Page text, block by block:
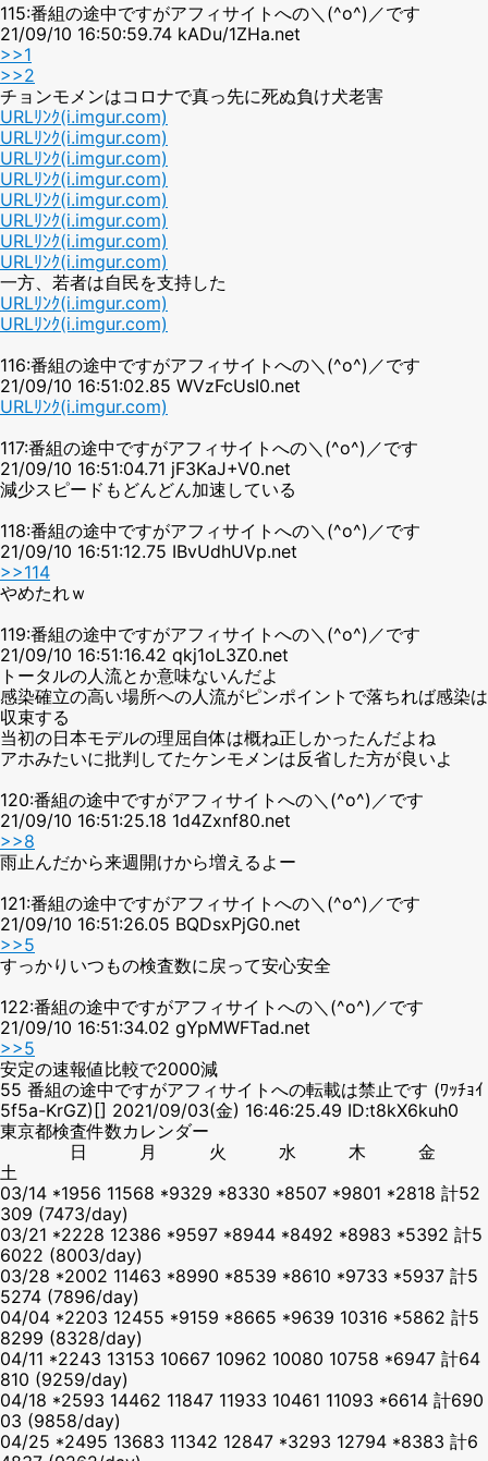
115:番組の途中ですがアフィサイトへの＼(^o^)／です
21/09/10 16:50:59.74 kADu/1ZHa.net
>>1
>>2
チョンモメンはコロナで真っ先に死ぬ負け犬老害
URLﾘﾝｸ(i.imgur.com)
URLﾘﾝｸ(i.imgur.com)
URLﾘﾝｸ(i.imgur.com)
URLﾘﾝｸ(i.imgur.com)
URLﾘﾝｸ(i.imgur.com)
URLﾘﾝｸ(i.imgur.com)
URLﾘﾝｸ(i.imgur.com)
URLﾘﾝｸ(i.imgur.com)
一方、若者は自民を支持した
URLﾘﾝｸ(i.imgur.com)
URLﾘﾝｸ(i.imgur.com)
116:番組の途中ですがアフィサイトへの＼(^o^)／です
21/09/10 16:51:02.85 WVzFcUsI0.net
URLﾘﾝｸ(i.imgur.com)
117:番組の途中ですがアフィサイトへの＼(^o^)／です
21/09/10 16:51:04.71 jF3KaJ+V0.net
減少スピードもどんどん加速している
118:番組の途中ですがアフィサイトへの＼(^o^)／です
21/09/10 16:51:12.75 IBvUdhUVp.net
>>114
やめたれｗ
119:番組の途中ですがアフィサイトへの＼(^o^)／です
21/09/10 16:51:16.42 qkj1oL3Z0.net
トータルの人流とか意味ないんだよ
感染確立の高い場所への人流がピンポイントで落ちれば感染は
収束する
当初の日本モデルの理屈自体は概ね正しかったんだよね
アホみたいに批判してたケンモメンは反省した方が良いよ
120:番組の途中ですがアフィサイトへの＼(^o^)／です
21/09/10 16:51:25.18 1d4Zxnf80.net
>>8
雨止んだから来週開けから増えるよー
121:番組の途中ですがアフィサイトへの＼(^o^)／です
21/09/10 16:51:26.05 BQDsxPjG0.net
>>5
すっかりいつもの検査数に戻って安心安全
122:番組の途中ですがアフィサイトへの＼(^o^)／です
21/09/10 16:51:34.02 gYpMWFTad.net
>>5
安定の速報値比較で2000減
55 番組の途中ですがアフィサイトへの転載は禁止です (ﾜｯﾁｮｲ
5f5a-KrGZ)[] 2021/09/03(金) 16:46:25.49 ID:t8kX6kuh0
東京都検査件数カレンダー
日 月 火 水 木 金
土
03/14 *1956 11568 *9329 *8330 *8507 *9801 *2818 計52
309 (7473/day)
03/21 *2228 12386 *9597 *8944 *8492 *8983 *5392 計5
6022 (8003/day)
03/28 *2002 11463 *8990 *8539 *8610 *9733 *5937 計5
5274 (7896/day)
04/04 *2203 12455 *9159 *8665 *9639 10316 *5862 計5
8299 (8328/day)
04/11 *2243 13153 10667 10962 10080 10758 *6947 計64
810 (9259/day)
04/18 *2593 14462 11847 11933 10461 11093 *6614 計690
03 (9858/day)
04/25 *2495 13683 11342 12847 *3293 12794 *8383 計6